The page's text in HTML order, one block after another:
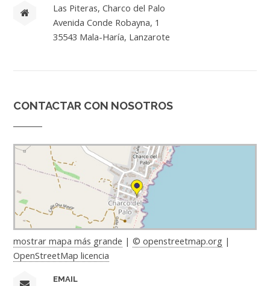
Las Piteras, Charco del Palo
Avenida Conde Robayna, 1
35543 Mala-Haría, Lanzarote
CONTACTAR CON NOSOTROS
mostrar mapa más grande | © openstreetmap.org |
OpenStreetMap licencia
EMAIL